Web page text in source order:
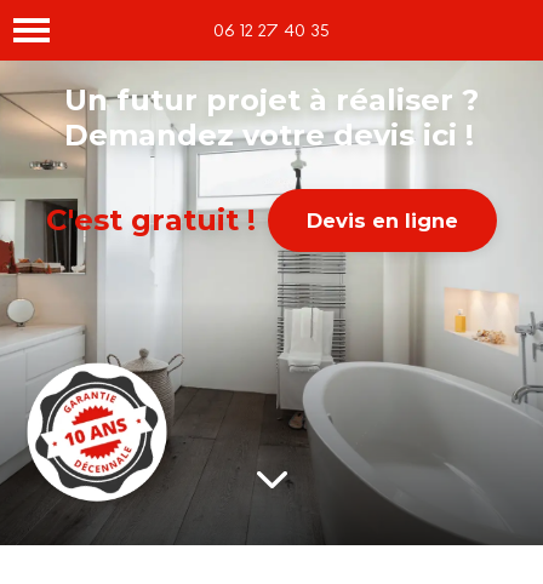
06 12 27 40 35
Un futur projet à réaliser ?
Demandez votre devis ici !
C'est gratuit ! Devis en ligne